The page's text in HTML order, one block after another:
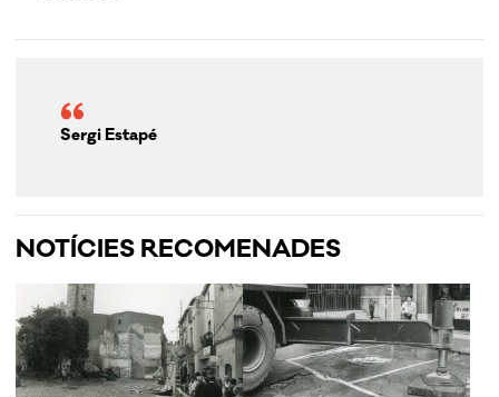
Sergi Estapé
NOTÍCIES RECOMENADES